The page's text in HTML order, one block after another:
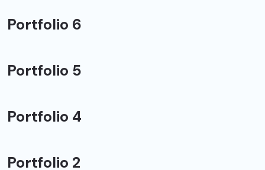
Portfolio 6
Portfolio 5
Portfolio 4
Portfolio 2